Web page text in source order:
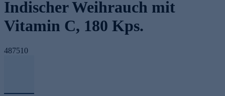
Indischer Weihrauch mit
Vitamin C, 180 Kps.
487510